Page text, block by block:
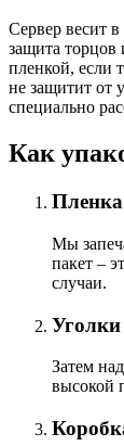
Сервер весит
защита торцов
пленкой, если
не защитит от
специально
Как
Пленка
Мы
пакет –
случаи.
Уголки
Затем
высокой